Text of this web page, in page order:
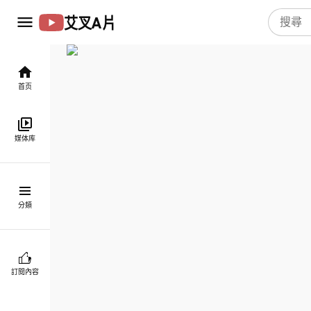
艾叉A片
首页
媒体库
分類
訂閱內容